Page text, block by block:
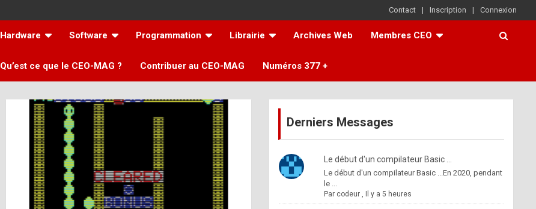
Contact Inscription Connexion
Hardware Software Programmation Librairie Archives Web Membres CEO
Qu’est ce que le CEO-MAG ? Contribuer au CEO-MAG Numéros 377 +
Derniers Messages
Le début d'un compilateur Basic ...
Le début d'un compilateur Basic ...En 2020, pendant
le ...
Par codeur, Il y a 5 heures